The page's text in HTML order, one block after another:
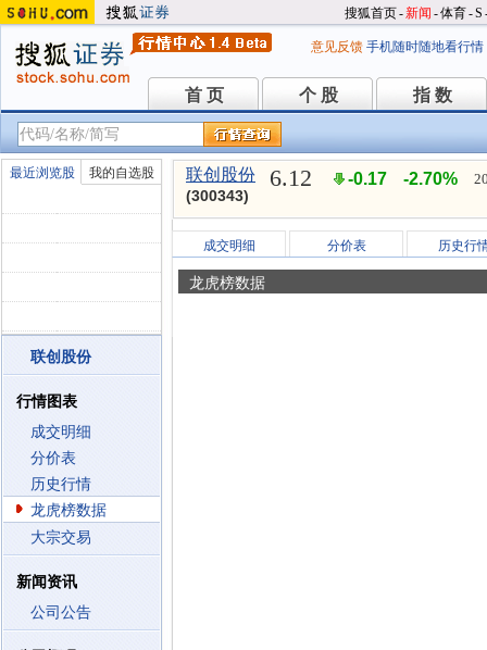
搜狐首页-新闻 -体育-S
意见反馈 手机随时随地看行情
首 页
首 页 个 股
个 股 指 数
指 数
最近浏览股 我的自选股
联创股份
行情图表
成交明细
分价表
历史行情
龙虎榜数据
大宗交易
新闻资讯
公司公告
联创股份
(300343)
6.12 -0.17 -2.70%
成交明细 分价表 历史行
龙虎榜数据